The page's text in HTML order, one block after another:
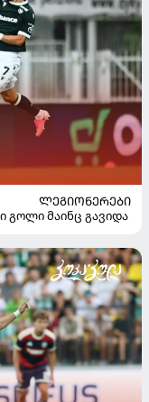
ᲚᲔᲒᲘᲝᲜᲔᲠᲔᲑᲘ
მაინც გავიდა